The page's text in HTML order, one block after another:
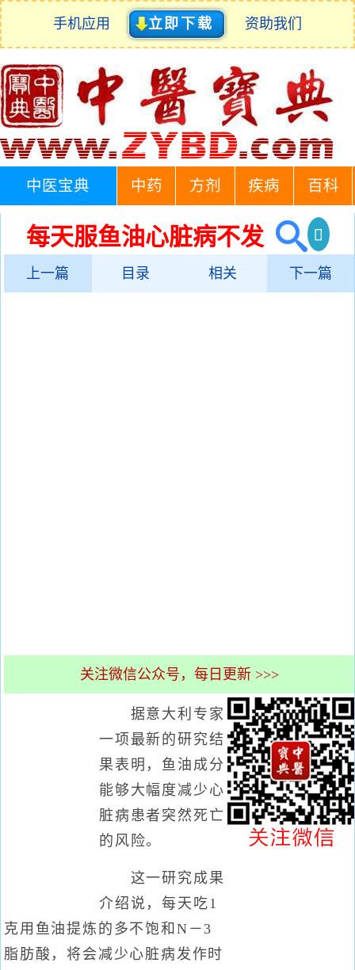
手机应用 立即下载 资助我们
中医宝典 中药 方剂 疾病 百科
每天服鱼油心脏病不发
上一篇 目录 相关 下一篇
关注微信公众号，每日更新 >>>
据意大利专家
一项最新的研究结
果表明，鱼油成分
能够大幅度减少心
脏病患者突然死亡
的风险。
这一研究成果
介绍说，每天吃1
克用鱼油提炼的多不饱和N－3
脂肪酸，将会减少心脏病发作时